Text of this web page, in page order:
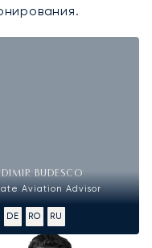
BUDESCO
Aviation Advisor
DE RO RU